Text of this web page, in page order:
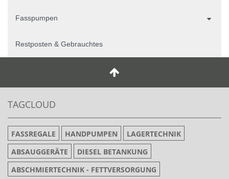
Fasspumpen
Restposten & Gebrauchtes
TAGCLOUD
FASSREGALE HANDPUMPEN
LAGERTECHNIK
ABSAUGGERÄTE
DIESEL BETANKUNG
ABSCHMIERTECHNIK - FETTVERSORGUNG